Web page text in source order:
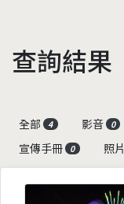
查詢結果
全部
4 影音 0
宣傳手冊 0 照片